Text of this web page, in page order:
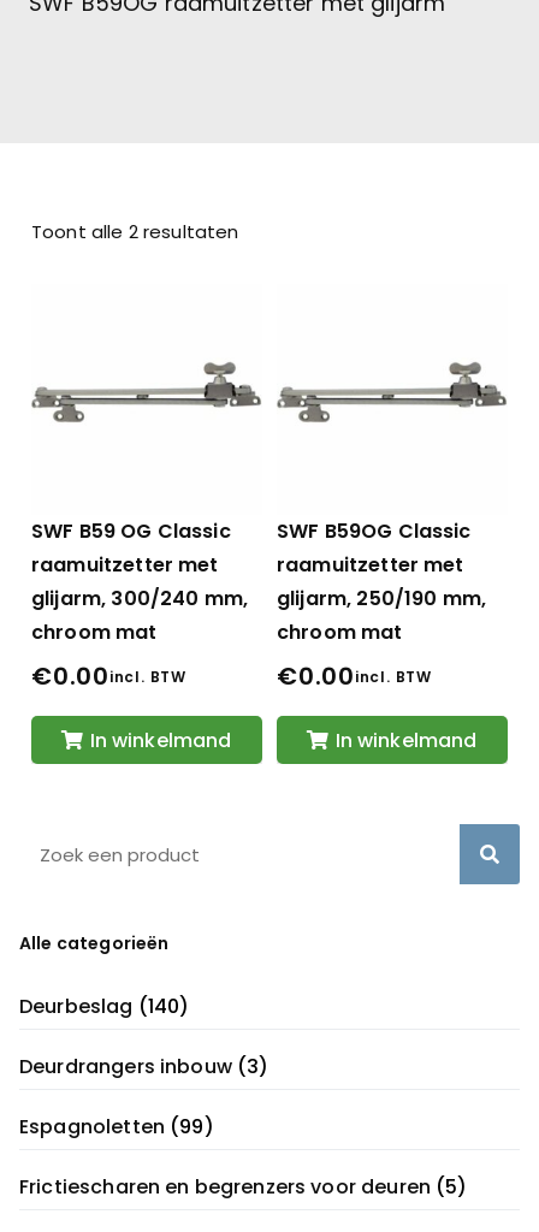
Toont alle 2 resultaten
SWF B59 OG Classic
raamuitzetter met
glijarm, 300/240 mm,
chroom mat
€0.00incl. BTW
In winkelmand
SWF B59OG Classic
raamuitzetter met
glijarm, 250/190 mm,
chroom mat
€0.00incl. BTW
In winkelmand
Alle categorieën
Deurbeslag (140)
Deurdrangers inbouw (3)
Espagnoletten (99)
Frictiescharen en begrenzers voor deuren (5)